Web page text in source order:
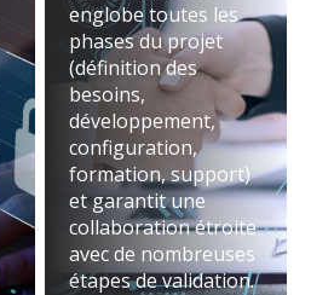
englobe toutes les
phases du projet
(définition des
besoins,
développement,
configuration,
formation, support)
et garantit une
collaboration étroite
avec de nombreuses
étapes de validation.